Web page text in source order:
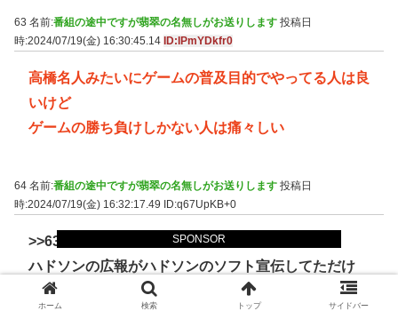
SPONSOR
63 名前:番組の途中ですが翡翠の名無しがお送りします 投稿日
時:2024/07/19(金) 16:30:45.14 ID:IPmYDkfr0
高橋名人みたいにゲームの普及目的でやってる人は良
いけど
ゲームの勝ち負けしかない人は痛々しい
64 名前:番組の途中ですが翡翠の名無しがお送りします 投稿日
時:2024/07/19(金) 16:32:17.49
ID:q67UpKB+0
>>63
ハドソンの広報がハドソンのソフト宣伝してただけ
ホーム 検索 トップ サイドバー